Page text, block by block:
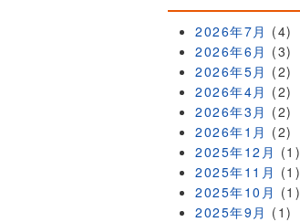
2026年7月 (4)
2026年6月 (3)
2026年5月 (2)
2026年4月 (2)
2026年3月 (2)
2026年1月 (2)
2025年12月 (1)
2025年11月 (1)
2025年10月 (1)
2025年9月 (1)